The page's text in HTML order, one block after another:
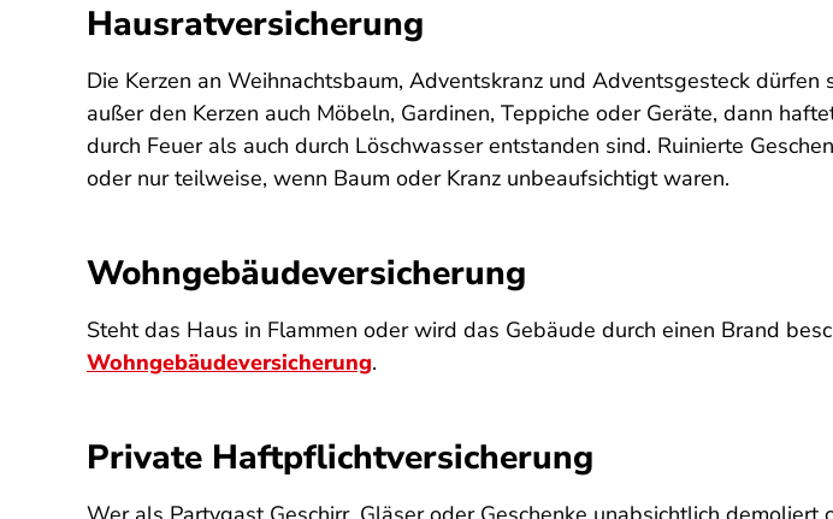
Hausratversicherung
Die Kerzen an Weihnachtsbaum, Adventskranz und Adventsgesteck
außer den Kerzen auch Möbeln, Gardinen, Teppiche oder Geräte, dann
durch Feuer als auch durch Löschwasser entstanden sind. Ruinierte
oder nur teilweise, wenn Baum oder Kranz unbeaufsichtigt waren.
Wohngebäudeversicherung
Steht das Haus in Flammen oder wird das Gebäude durch einen Brand
Wohngebäudeversicherung.
Private Haftpflichtversicherung